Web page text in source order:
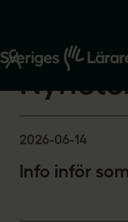
Start Om oss
Info inför
2026-06-14